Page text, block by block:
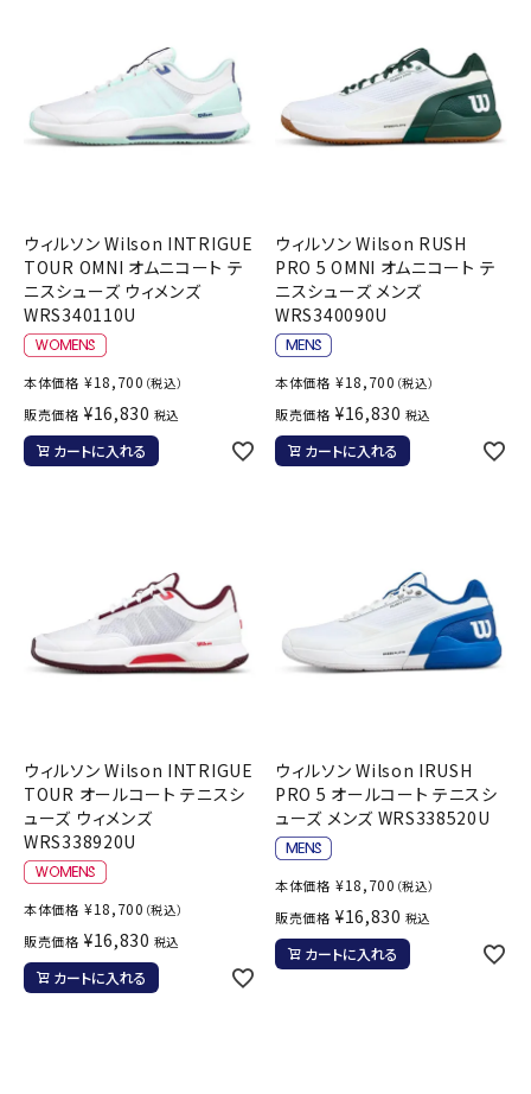
ウィルソン Wilson INTRIGUE
TOUR OMNI オムニコート テ
ニスシューズ ウィメンズ
WRS340110U
本体価格 ¥18,700 （税込）
販売価格 ¥16,830 税込
カートに入れる
ウィルソン Wilson RUSH
PRO 5 OMNI オムニコート テ
ニスシューズ メンズ
WRS340090U
本体価格 ¥18,700 （税込）
販売価格 ¥16,830 税込
カートに入れる
ウィルソン Wilson INTRIGUE
TOUR オールコート テニスシ
ューズ ウィメンズ
WRS338920U
本体価格 ¥18,700 （税込）
販売価格 ¥16,830 税込
カートに入れる
ウィルソン Wilson IRUSH
PRO 5 オールコート テニスシ
ューズ メンズ WRS338520U
本体価格 ¥18,700 （税込）
販売価格 ¥16,830 税込
カートに入れる